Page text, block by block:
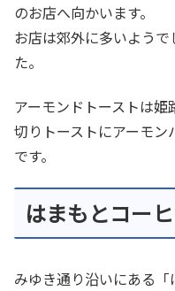
のお店へ向かいます。
お店は郊外に多いよう
た。
アーモンドトーストは
切りトーストにアーモ
です。
はまもとコー
みゆき通り沿いにある